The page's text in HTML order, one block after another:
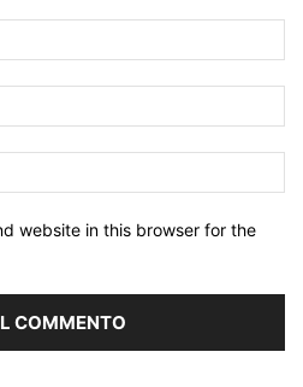
website in this browser for the